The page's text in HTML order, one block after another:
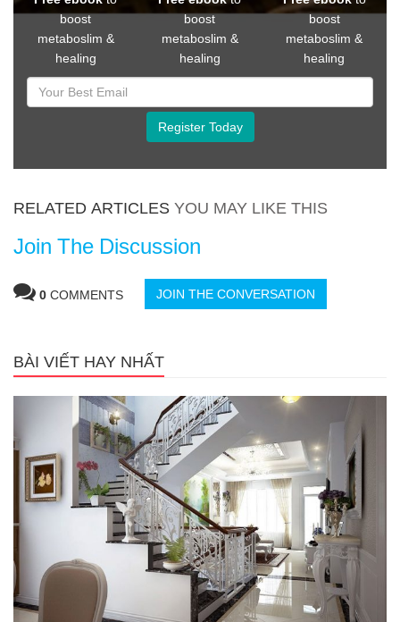
boost
metaboslim &
healing
boost
metaboslim &
healing
boost
metaboslim &
healing
Register Today
RELATED ARTICLES YOU MAY LIKE THIS
Join The Discussion
0 COMMENTS JOIN THE CONVERSATION
BÀI VIẾT HAY NHẤT